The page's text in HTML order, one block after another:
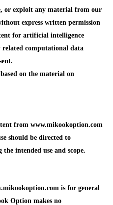
or exploit any material from our
express written permission
for artificial intelligence
computational data
on the material on
from www.mikookoption.com
should be directed to
intended use and scope.
is for general
Option makes no